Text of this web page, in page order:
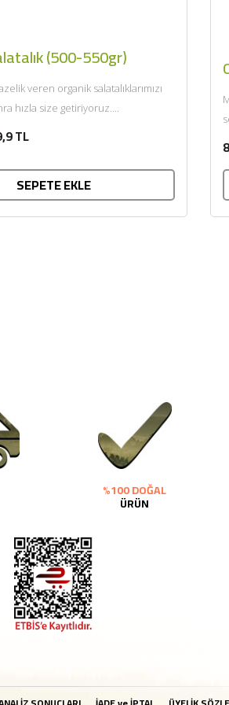
(500-550gr)
veren organik salatalıklarımızı
hızla size getiriyoruz....
TL
SEPETE EKLE
%100 DOĞAL
ÜRÜN